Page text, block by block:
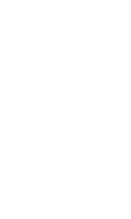
de recursos